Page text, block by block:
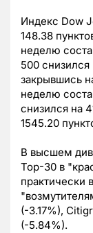
Индекс Dow
148.38
неделю
500 снизился
закрывшись
неделю
снизился на
1545.20
В высшем
Тор-30 в
практически
(-3.17%),
(-5.84%).